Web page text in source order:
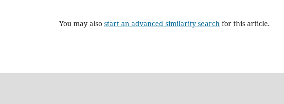
You may also start an advanced similarity search for this article.